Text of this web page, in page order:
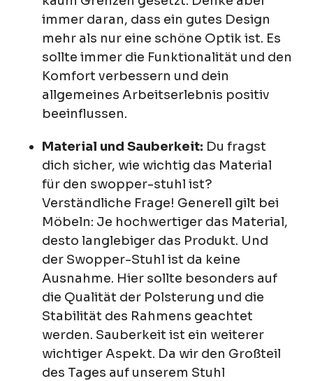
immer daran, dass ein gutes Design
mehr als nur eine schöne Optik ist. Es
sollte immer die Funktionalität und den
Komfort verbessern und dein
allgemeines Arbeitserlebnis positiv
beeinflussen.
Material und Sauberkeit: Du fragst
dich sicher, wie wichtig das Material
für den swopper-stuhl ist?
Verständliche Frage! Generell gilt bei
Möbeln: Je hochwertiger das Material,
desto langlebiger das Produkt. Und
der Swopper-Stuhl ist da keine
Ausnahme. Hier sollte besonders auf
die Qualität der Polsterung und die
Stabilität des Rahmens geachtet
werden. Sauberkeit ist ein weiterer
wichtiger Aspekt. Da wir den Großteil
des Tages auf unserem Stuhl